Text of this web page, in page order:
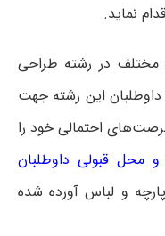
نماید.
مختلف در رشته طراحی
این رشته جهت
احتمالی خود را
و محل قبولی داوطلبان
و لباس آورده شده